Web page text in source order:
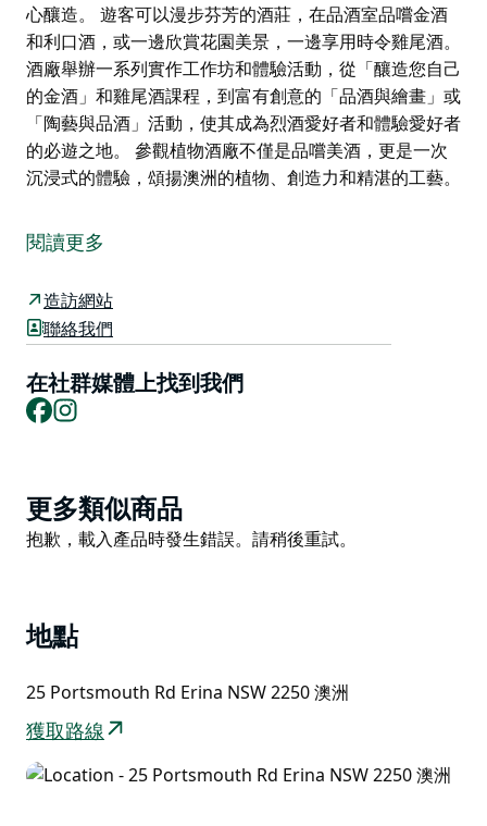
心釀造。 遊客可以漫步芬芳的酒莊，在品酒室品嚐金酒
和利口酒，或一邊欣賞花園美景，一邊享用時令雞尾酒。
酒廠舉辦一系列實作工作坊和體驗活動，從「釀造您自己
的金酒」和雞尾酒課程，到富有創意的「品酒與繪畫」或
「陶藝與品酒」活動，使其成為烈酒愛好者和體驗愛好者
的必遊之地。 參觀植物酒廠不僅是品嚐美酒，更是一次
沉浸式的體驗，頌揚澳洲的植物、創造力和精湛的工藝。
的一顆隱密瑰寶，屢獲殊榮的烈酒在風景優美的花園中精
心釀造。
遊客可以漫步芬芳的酒莊，在品酒室品嚐金酒和利口酒，
或一邊欣賞花園美景，一邊享用時令雞尾酒。酒廠舉辦一
系列實作工作坊和體驗活動，從「釀造您自己的金酒」和
雞尾酒課程，到富有創意的「品酒與繪畫」或「陶藝與品
酒」活動，使其成為烈酒愛好者和體驗愛好者的必遊之
頌揚澳洲的植物、創造力和精湛的工藝。
閱讀更多
造訪網站
聯絡我們
在社群媒體上找到我們
Facebook
Product
List
更多類似商品
Product
抱歉，載入產品時發生錯誤。請稍後重試。
地點
25 Portsmouth Rd Erina NSW 2250 澳洲
獲取路線